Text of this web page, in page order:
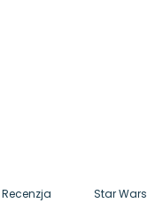
Recenzja Star Wars